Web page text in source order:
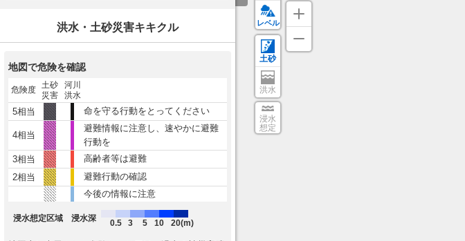
レベル
土砂
洪水
浸水
想定
洪水・土砂災害キキクル
地図で危険を確認
危険度 土砂
災害
河川
洪水
5相当 命を守る行動をとってください
4相当
避難情報に注意し、速やかに避難
行動を
3相当
高齢者等は避難
2相当
避難行動の確認
今後の情報に注意
浸水想定区域 浸水深
0.5 3 5 10 20(m)